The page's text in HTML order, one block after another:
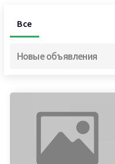
Все
Новые объявления